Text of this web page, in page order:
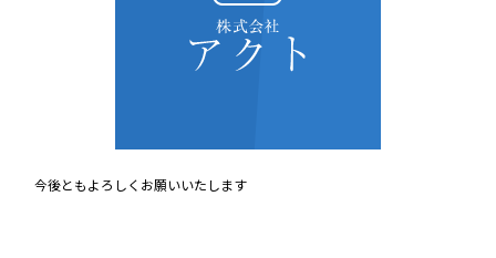
今後ともよろしくお願いいたします